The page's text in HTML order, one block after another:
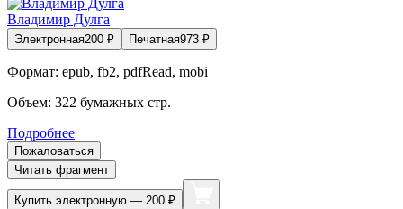
Владимир Дулга
Электронная200 ₽ Печатная973 ₽
Формат: epub, fb2, pdfRead, mobi
Объем: 322 бумажных стр.
Подробнее
Пожаловаться
Читать фрагмент
Купить электронную — 200 ₽